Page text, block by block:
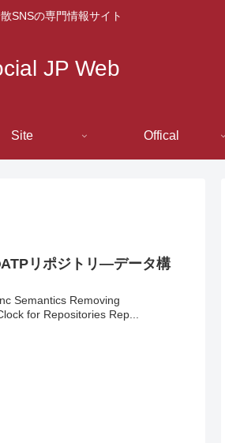
SNSの専門情報サイト
JP Web
Site Offical
リポジトリ―データ構
Semantics Removing
for Repositories Rep...